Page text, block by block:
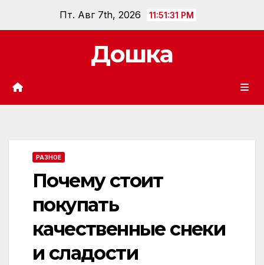
Пт. Авг 7th, 2026 11:51:32 PM
Дошка
РАЗНОЕ
Почему стоит
покупать
качественные снеки
и сладости